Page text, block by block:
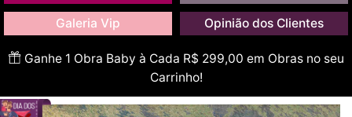
Galeria Vip Opinião dos Clientes
Ganhe 1 Obra Baby à Cada R$ 299,00 em Obras no seu
Carrinho!